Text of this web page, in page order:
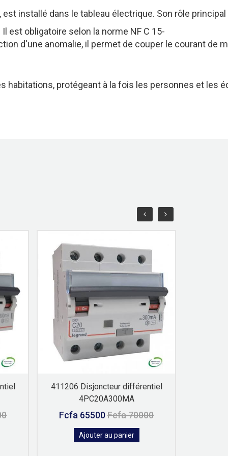
est installé dans le tableau électrique. Son rôle principal
Il est obligatoire selon la norme NF C 15-
d'une anomalie, il permet de couper le courant de
habitations, protégeant à la fois les personnes et les
411206 Disjoncteur différentiel
4PC20A300MA
Fcfa 65500Fcfa 70000
Ajouter au panier